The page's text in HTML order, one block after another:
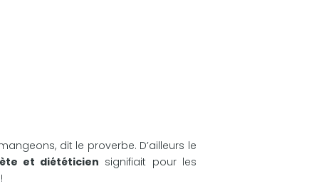
dit le proverbe. D’ailleurs le
et diététicien signifiait pour les